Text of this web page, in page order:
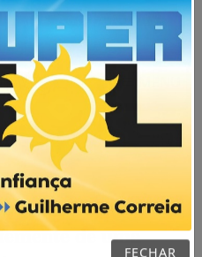
AGORA AO VIVO
Itanhém, aos 66
de uma